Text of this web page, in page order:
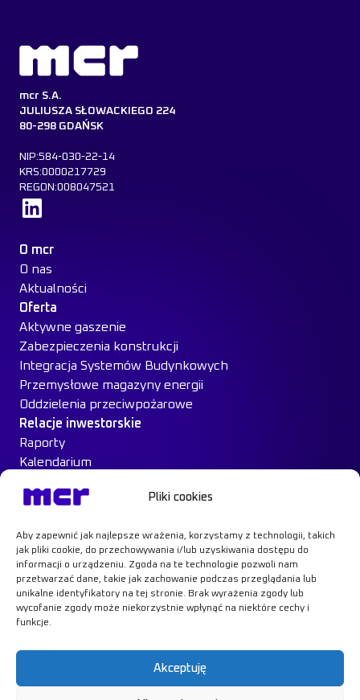
Pliki cookies
Aby zapewnić jak najlepsze wrażenia, korzystamy z technologii, takich
jak pliki cookie, do przechowywania i/lub uzyskiwania dostępu do
informacji o urządzeniu. Zgoda na te technologie pozwoli nam
przetwarzać dane, takie jak zachowanie podczas przeglądania lub
unikalne identyfikatory na tej stronie. Brak wyrażenia zgody lub
wycofanie zgody może niekorzystnie wpłynąć na niektóre cechy i
funkcje.
Akceptuję
mcr S.A.
JULIUSZA SŁOWACKIEGO 224
80-298 GDAŃSK
NIP:584-030-22-14
KRS:0000217729
REGON:008047521
O mcr
O nas
Aktualności
Oferta
Aktywne gaszenie
Zabezpieczenia konstrukcji
Integracja Systemów Budynkowych
Przemysłowe magazyny energii
Oddzielenia przeciwpożarowe
Relacje inwestorskie
Raporty
Kalendarium
Materiały inwestorskie
Case Study
Kontakt
Dowiedz się więcej